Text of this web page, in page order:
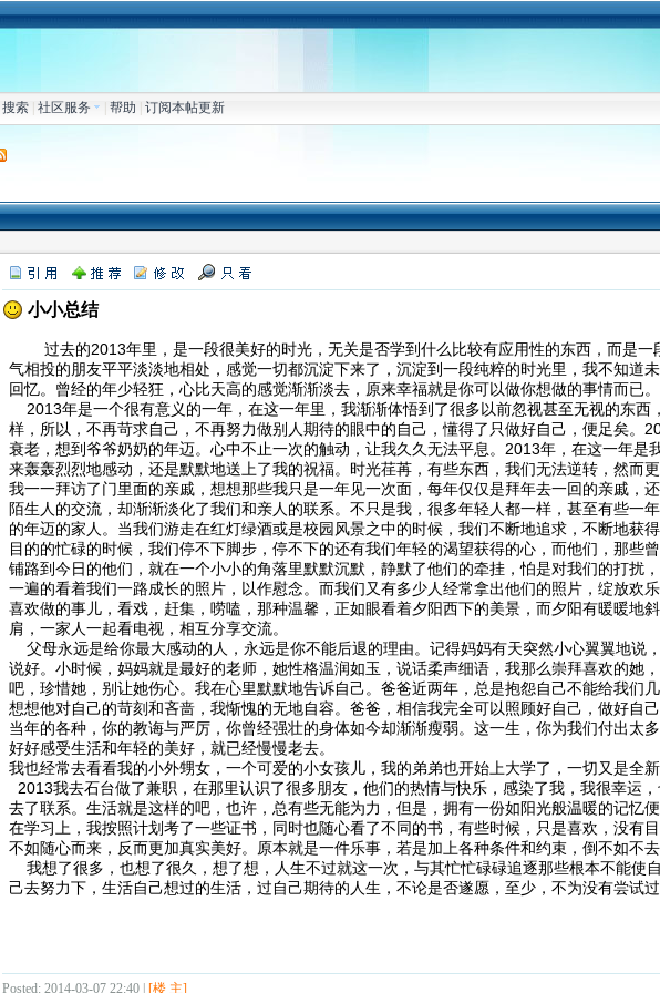
|搜索 |社区服务 |帮助 |订阅本帖更新
小小总结
过去的2013年里，是一段很美好的时光，无关是否学到什么比较有应用性的东西，而是一
气相投的朋友平平淡淡地相处，感觉一切都沉淀下来了，沉淀到一段纯粹的时光里，我不知道
回忆。曾经的年少轻狂，心比天高的感觉渐渐淡去，原来幸福就是你可以做你想做的事情而已。
2013年是一个很有意义的一年，在这一年里，我渐渐体悟到了很多以前忽视甚至无视的东
样，所以，不再苛求自己，不再努力做别人期待的眼中的自己，懂得了只做好自己，便足矣。
衰老，想到爷爷奶奶的年迈。心中不止一次的触动，让我久久无法平息。2013年，在这一年
来轰轰烈烈地感动，还是默默地送上了我的祝福。时光荏苒，有些东西，我们无法逆转，然而
我一一拜访了门里面的亲戚，想想那些我只是一年见一次面，每年仅仅是拜年去一回的亲戚，
陌生人的交流，却渐渐淡化了我们和亲人的联系。不只是我，很多年轻人都一样，甚至有些一
的年迈的家人。当我们游走在红灯绿酒或是校园风景之中的时候，我们不断地追求，不断地获
目的的忙碌的时候，我们停不下脚步，停不下的还有我们年轻的渴望获得的心，而他们，那些
铺路到今日的他们，就在一个小小的角落里默默沉默，静默了他们的牵挂，怕是对我们的打扰
一遍的看着我们一路成长的照片，以作慰念。而我们又有多少人经常拿出他们的照片，绽放欢
喜欢做的事儿，看戏，赶集，唠嗑，那种温馨，正如眼看着夕阳西下的美景，而夕阳有暖暖地
肩，一家人一起看电视，相互分享交流。
父母永远是给你最大感动的人，永远是你不能后退的理由。记得妈妈有天突然小心翼翼地说
说好。小时候，妈妈就是最好的老师，她性格温润如玉，说话柔声细语，我那么崇拜喜欢的她
吧，珍惜她，别让她伤心。我在心里默默地告诉自己。爸爸近两年，总是抱怨自己不能给我们
想想他对自己的苛刻和吝啬，我惭愧的无地自容。爸爸，相信我完全可以照顾好自己，做好自
当年的各种，你的教诲与严厉，你曾经强壮的身体如今却渐渐瘦弱。这一生，你为我们付出太
好好感受生活和年轻的美好，就已经慢慢老去。
我也经常去看看我的小外甥女，一个可爱的小女孩儿，我的弟弟也开始上大学了，一切又是全新
2013我去石台做了兼职，在那里认识了很多朋友，他们的热情与快乐，感染了我，我很幸运
去了联系。生活就是这样的吧，也许，总有些无能为力，但是，拥有一份如阳光般温暖的记忆便
在学习上，我按照计划考了一些证书，同时也随心看了不同的书，有些时候，只是喜欢，没有
不如随心而来，反而更加真实美好。原本就是一件乐事，若是加上各种条件和约束，倒不如不去
我想了很多，也想了很久，想了想，人生不过就这一次，与其忙忙碌碌追逐那些根本不能使
己去努力下，生活自己想过的生活，过自己期待的人生，不论是否遂愿，至少，不为没有尝试
Posted: 2014-03-07 22:40 |[楼 主]